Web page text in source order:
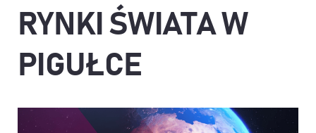
RYNKI ŚWIATA W
PIGUŁCE